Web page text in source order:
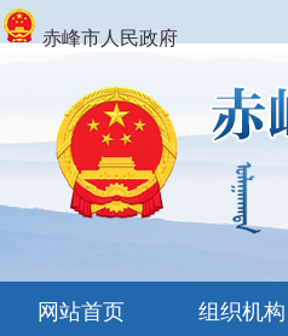
赤峰市人民政府
网站首页 组织机构